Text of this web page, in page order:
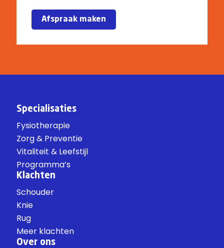
Afspraak maken
Specialisaties
Fysiotherapie
Zorg & Preventie
Vitaliteit & Leefstijl
Programma’s
Klachten
Schouder
Knie
Rug
Meer klachten
Over ons